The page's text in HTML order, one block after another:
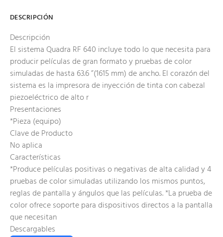
DESCRIPCIÓN
Descripción
El sistema Quadra RF 640 incluye todo lo que necesita para
producir películas de gran formato y pruebas de color
simuladas de hasta 63.6 ”(1615 mm) de ancho. El corazón del
sistema es la impresora de inyección de tinta con cabezal
piezoeléctrico de alto r
Presentaciones
*Pieza (equipo)
Clave de Producto
No aplica
Características
*Produce películas positivas o negativas de alta calidad y 4
pruebas de color simuladas utilizando los mismos puntos,
reglas de pantalla y ángulos que las películas. *La prueba de
color ofrece soporte para dispositivos directos a la pantalla
que necesitan
Descargables